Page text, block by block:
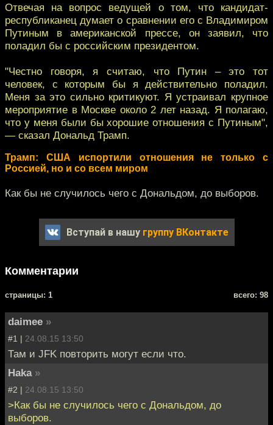
Отвечая на вопрос ведущей о том, что кандидат-
республиканец думает о сравнении его с Владимиром
Путиным в американской прессе, он заявил, что
поладил бы с российским президентом.
"Честно говоря, я считаю, что Путин – это тот
человек, с которым бы я действительно поладил.
Меня за это сильно критикуют. Я устраивал крупное
мероприятие в Москве около 2 лет назад. Я полагаю,
что у меня были бы хорошие отношения с Путиным",
— сказал Дональд Трамп.
Трамп: США испортили отношения не только с
Россией, но и со всем миром
Как бы не случилось чего с Дональдом, до выборов.
Вступай в нашу группу ВКонтакте
Комментарии
cтраницы: 1 всего: 98
daimee »
#1 | 24.08.15 13:50
Там и JFK повторить могут если что.
Haka »
#2 | 24.08.15 13:50
>Как бы не случилось чего с Дональдом, до
выборов.